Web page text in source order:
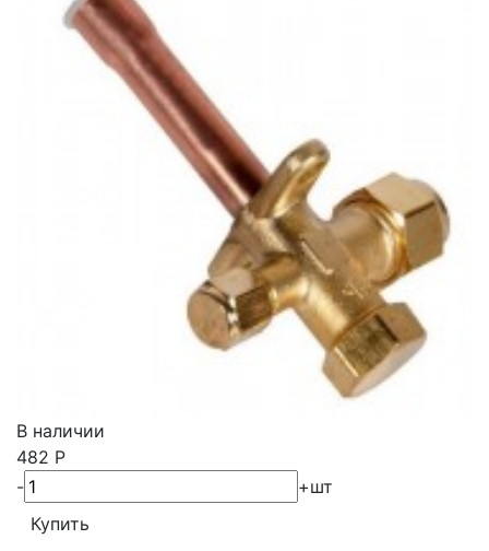
В наличии
482 Р
-
+шт